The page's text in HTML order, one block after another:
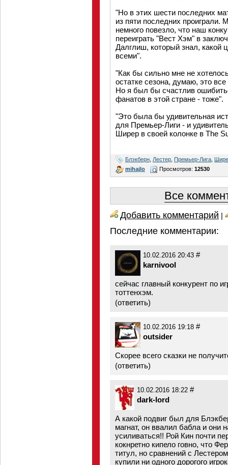
"Но в этих шести последних
из пяти последних проиграли.
немного повезло, что наш
переиграть "Вест Хэм" в
Далглиш, который знал, какой
всеми".
"Как бы сильно мне не
остатке сезона, думаю, это
Но я был бы счастлив
фанатов в этой стране - тоже".
"Это была бы удивительная
для Премьер-Лиги - и
Ширер в своей колонке в The
Блэкберн Лестер Премьер-Лига
mihajlo
Просмотров: 12530
Все
Добавить комментарий |
Последние комментарии:
10.02.2016 20:43 #
karnivool
сейчас главный конкурент по
тоттенхэм.
(ответить)
10.02.2016 19:18 #
outsider
Скорее всего сказки не
(ответить)
10.02.2016 18:22 #
dark-lord
А какой подвиг был для
магнат, он ввалил бабла и они
усиливаться!! Рой Кин почти
кокнретно кипело говно, что
титул, но сравнений с
купили ни одного дорогого